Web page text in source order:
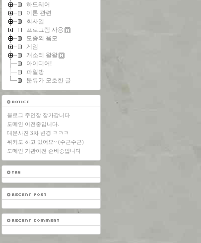
하드웨어
이론 관련
회사일
프로그램 사용
모종의 음모
게임
개소리 왈왈
아이디어!
파일방
분류가 모호한 글
블로그 주인장 장가갑니다
도메인 이전중입니다.
대문사진 3차 변경 ㅋㅋㅋ
위키도 하고 있어요~ (수근수근)
도메인 기관이전 준비중입니다